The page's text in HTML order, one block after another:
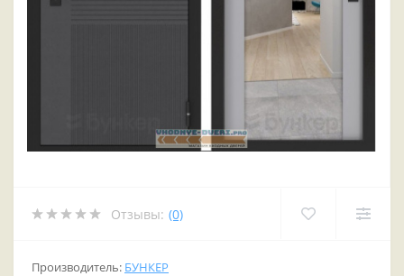
Отзывы: (0)
Производитель: БУНКЕР